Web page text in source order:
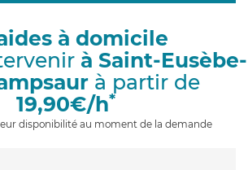
g
i
à domicile
à Saint-Eusèbe-
à partir de
19,90€/h*
disponibilité au moment de la demande